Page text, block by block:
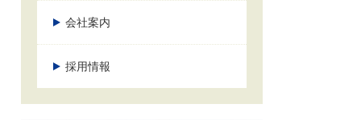
会社案内
採用情報